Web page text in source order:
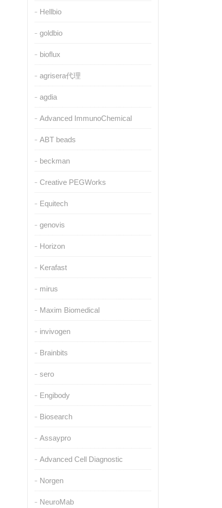
Hellbio
goldbio
bioflux
agrisera代理
agdia
Advanced ImmunoChemical
ABT beads
beckman
Creative PEGWorks
Equitech
genovis
Horizon
Kerafast
mirus
Maxim Biomedical
invivogen
Brainbits
sero
Engibody
Biosearch
Assaypro
Advanced Cell Diagnostic
Norgen
NeuroMab